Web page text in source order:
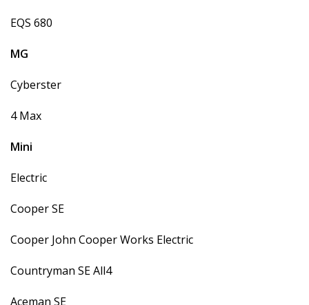
EQS 680
MG
Cyberster
4 Max
Mini
Electric
Cooper SE
Cooper John Cooper Works Electric
Countryman SE All4
Aceman SE